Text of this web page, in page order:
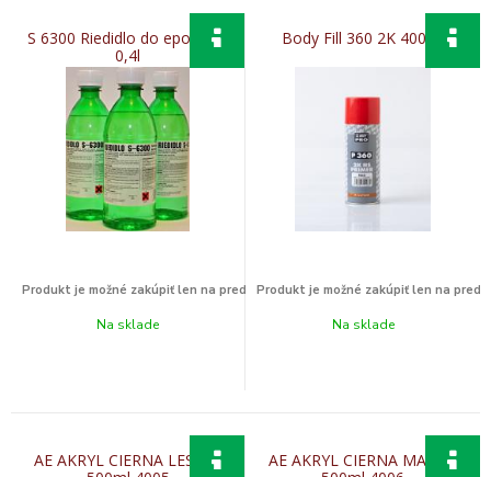
S 6300 Riedidlo do epoxidov
0,4l
Na sklade
Body Fill 360 2K 400ml
Na sklade
AE AKRYL CIERNA LESKLA
AE AKRYL CIERNA MATNA